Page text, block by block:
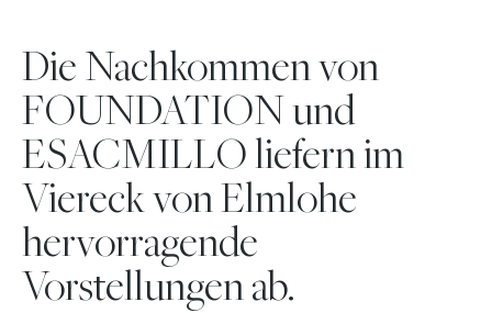
Die Nachkommen von
FOUNDATION und
ESACMILLO liefern im
Viereck von Elmlohe
hervorragende
Vorstellungen ab.